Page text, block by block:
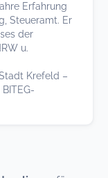
Erfahrung
Steueramt. Er
der
u.
Krefeld –